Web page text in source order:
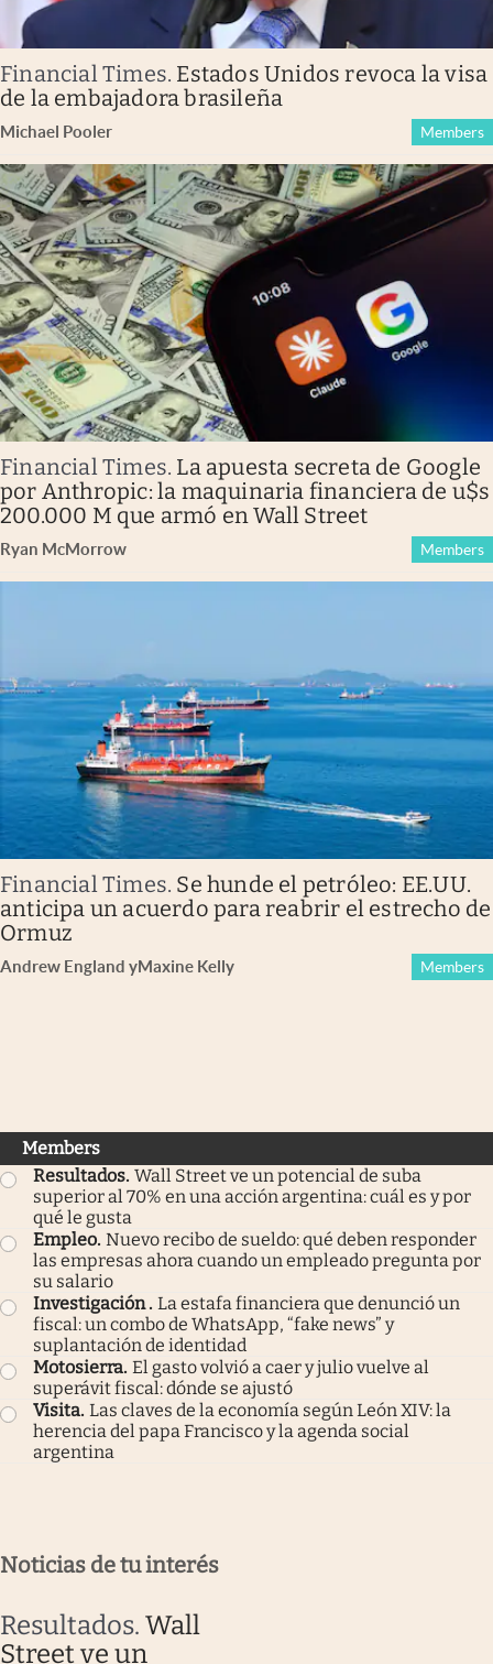
Financial Times. Estados Unidos revoca la visa
de la embajadora brasileña
Michael Pooler Members
Financial Times. La apuesta secreta de Google
por Anthropic: la maquinaria financiera de u$s
200.000 M que armó en Wall Street
Ryan McMorrow Members
Financial Times. Se hunde el petróleo: EE.UU.
anticipa un acuerdo para reabrir el estrecho de
Ormuz
Andrew England yMaxine Kelly Members
Members
Resultados. Wall Street ve un potencial de suba
superior al 70% en una acción argentina: cuál es y por
qué le gusta
Empleo. Nuevo recibo de sueldo: qué deben responder
las empresas ahora cuando un empleado pregunta por
su salario
Investigación. La estafa financiera que denunció un
fiscal: un combo de WhatsApp, “fake news” y
suplantación de identidad
Motosierra. El gasto volvió a caer y julio vuelve al
superávit fiscal: dónde se ajustó
Visita. Las claves de la economía según León XIV: la
herencia del papa Francisco y la agenda social
argentina
Noticias de tu interés
Resultados. Wall
Street ve un